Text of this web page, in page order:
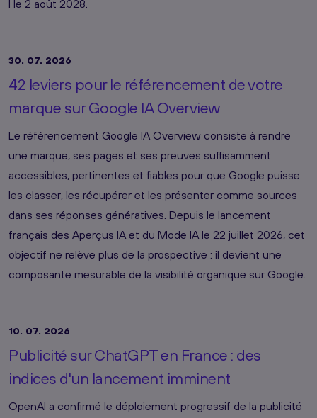
I le 2 août 2028.
30. 07. 2026
42 leviers pour le référencement de votre
marque sur Google IA Overview
Le référencement Google IA Overview consiste à rendre
une marque, ses pages et ses preuves suffisamment
accessibles, pertinentes et fiables pour que Google puisse
les classer, les récupérer et les présenter comme sources
dans ses réponses génératives. Depuis le lancement
français des Aperçus IA et du Mode IA le 22 juillet 2026, cet
objectif ne relève plus de la prospective : il devient une
composante mesurable de la visibilité organique sur Google.
10. 07. 2026
Publicité sur ChatGPT en France : des
indices d'un lancement imminent
OpenAI a confirmé le déploiement progressif de la publicité